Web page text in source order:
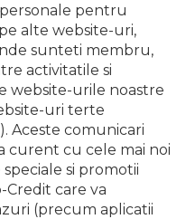
pentru
alte website-uri,
sunteti membru,
activitatile si
website-urile noastre
uri terte
Aceste comunicari
curent cu cele mai noi
si promotii
care va
(precum aplicatii